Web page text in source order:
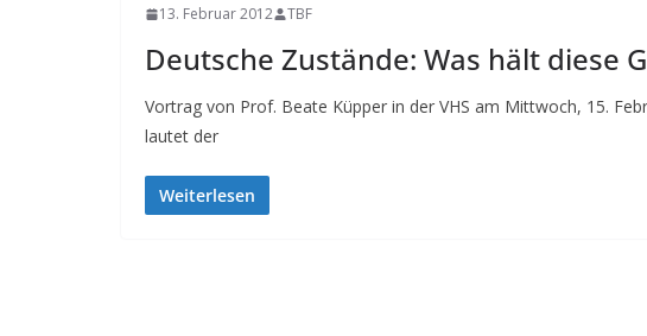
13. Februar 2012 TBF
Deutsche Zustände: Was hält diese
Vortrag von Prof. Beate Küpper in der VHS am Mittwoch, 15.
lautet der
Weiterlesen